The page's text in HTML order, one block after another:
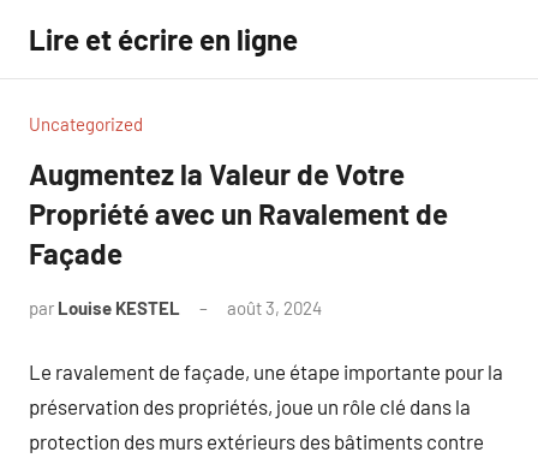
contenu
Lire et écrire en ligne
Uncategorized
Augmentez la Valeur de Votre
Propriété avec un Ravalement de
Façade
par Louise KESTEL août 3, 2024
Le ravalement de façade, une étape importante pour la
préservation des propriétés, joue un rôle clé dans la
protection des murs extérieurs des bâtiments contre